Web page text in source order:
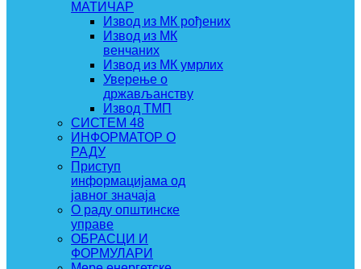
МАТИЧАР
Извод из МК рођених
Извод из МК
венчаних
Извод из МК умрлих
Уверење о
држављанству
Извод ТМП
СИСТЕМ 48
ИНФОРМАТОР О
РАДУ
Приступ
информацијама од
јавног значаја
О раду општинске
управе
ОБРАСЦИ И
ФОРМУЛАРИ